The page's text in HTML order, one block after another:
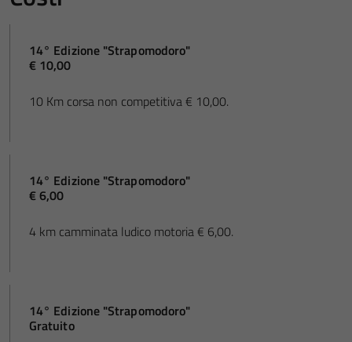
14° Edizione "Strapomodoro"
€ 10,00
10 Km corsa non competitiva € 10,00.
14° Edizione "Strapomodoro"
€ 6,00
4 km camminata ludico motoria € 6,00.
14° Edizione "Strapomodoro"
Gratuito